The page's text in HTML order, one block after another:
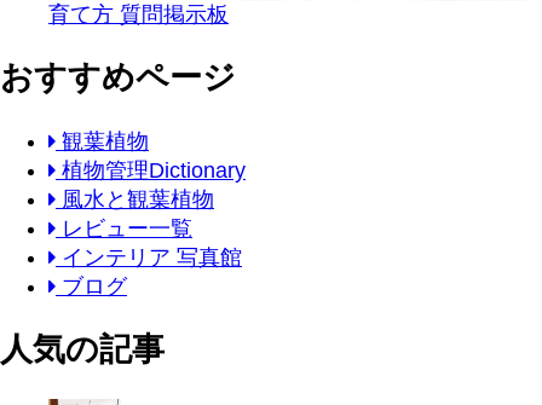
育て方 質問掲示板
おすすめページ
観葉植物
植物管理Dictionary
風水と観葉植物
レビュー一覧
インテリア 写真館
ブログ
人気の記事